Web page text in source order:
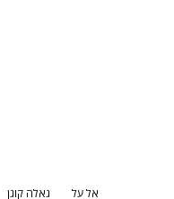
אל על גאלה קוגן